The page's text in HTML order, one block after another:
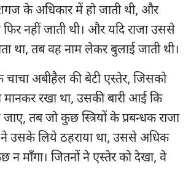
के अधिकार में हो जाती थी, और
नहीं जाती थी। और यदि राजा उससे
था, तब वह नाम लेकर बुलाई जाती थी।
चाचा अबीहैल की बेटी एस्तेर, जिसको
मानकर रखा था, उसकी बारी आई कि
तब जो कुछ स्त्रियों के प्रबन्धक राजा
उसके लिये ठहराया था, उससे अधिक
माँगा। जितनों ने एस्तेर को देखा, वे